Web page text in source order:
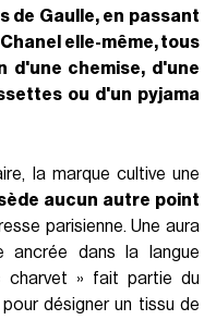
de Gaulle, en passant
elle-même, tous
d'une chemise, d'une
ou d'un pyjama
la marque cultive une
aucun autre point
parisienne. Une aura
ancrée dans la langue
charvet » fait partie du
désigner un tissu de